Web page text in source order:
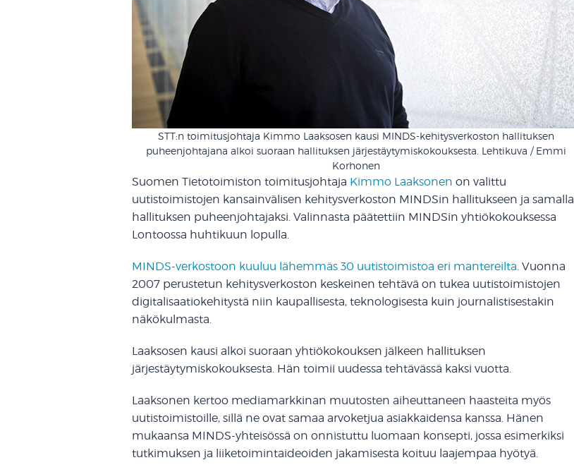
STT:n toimitusjohtaja Kimmo Laaksosen kausi MINDS-kehitysverkoston hallituksen
puheenjohtajana alkoi suoraan hallituksen järjestäytymiskokouksesta. Lehtikuva / Emmi
Korhonen
Suomen Tietotoimiston toimitusjohtaja Kimmo Laaksonen on valittu
uutistoimistojen kansainvälisen kehitysverkoston MINDSin hallitukseen ja samalla
hallituksen puheenjohtajaksi. Valinnasta päätettiin MINDSin yhtiökokouksessa
Lontoossa huhtikuun lopulla.
MINDS-verkostoon kuuluu lähemmäs 30 uutistoimistoa eri mantereilta. Vuonna
2007 perustetun kehitysverkoston keskeinen tehtävä on tukea uutistoimistojen
digitalisaatiokehitystä niin kaupallisesta, teknologisesta kuin journalistisestakin
näkökulmasta.
Laaksosen kausi alkoi suoraan yhtiökokouksen jälkeen hallituksen
järjestäytymiskokouksesta. Hän toimii uudessa tehtävässä kaksi vuotta.
Laaksonen kertoo mediamarkkinan muutosten aiheuttaneen haasteita myös
uutistoimistoille, sillä ne ovat samaa arvoketjua asiakkaidensa kanssa. Hänen
mukaansa MINDS-yhteisössä on onnistuttu luomaan konsepti, jossa esimerkiksi
tutkimuksen ja liiketoimintaideoiden jakamisesta koituu laajempaa hyötyä.